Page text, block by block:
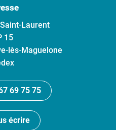
Laurent
15
lès-Maguelone
69 75 75
écrire